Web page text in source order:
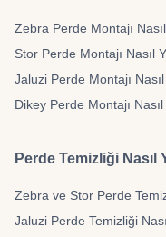
Zebra Perde Montajı Nasıl
Stor Perde Montajı Nasıl
Jaluzi Perde Montajı Nasıl
Dikey Perde Montajı Nasıl
Perde Temizliği Nasıl
Zebra ve Stor Perde
Jaluzi Perde Temizliği